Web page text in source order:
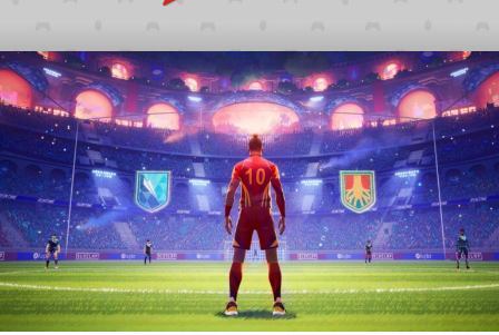
Spelsnack